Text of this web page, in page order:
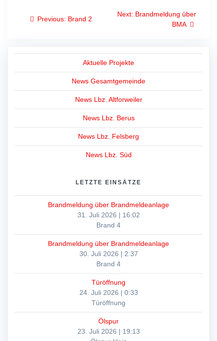
Beitragsnavigation
Previous: Previous
Brand 2
Next: Next
Brandmeldung über
BMA
Aktuelle Projekte
News Gesamtgemeinde
News Lbz. Altforweiler
News Lbz. Berus
News Lbz. Felsberg
News Lbz. Süd
LETZTE EINSÄTZE
Brandmeldung über Brandmeldeanlage
31. Juli 2026 | 16:02
Brand 4
Brandmeldung über Brandmeldeanlage
30. Juli 2026 | 2:37
Brand 4
Türöffnung
24. Juli 2026 | 0:33
Türöffnung
Ölspur
23. Juli 2026 | 19:13